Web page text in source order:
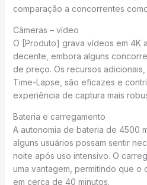
comparação a concorrentes
Câmeras – vídeo
O [Produto] grava vídeos em 4K
decente, embora alguns
de preço. Os recursos
Time-Lapse, são eficazes e
experiência de captura mais
Bateria e carregamento
A autonomia de bateria de 4500
alguns usuários possam sentir
noite após uso intensivo. O
uma vantagem, permitindo que o
em cerca de 40 minutos.